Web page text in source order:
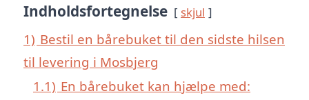
Indholdsfortegnelse skjul
1) Bestil en bårebuket til den sidste hilsen
til levering i Mosbjerg
1.1) En bårebuket kan hjælpe med: